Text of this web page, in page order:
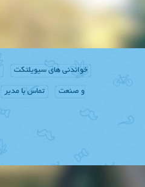
خواندنی های سیویلتکت
و صنعت تماس با مدیر